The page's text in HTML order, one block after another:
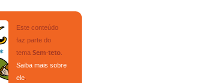
Este conteúdo
faz parte do
tema Sem-teto
Saiba mais sobre
ele